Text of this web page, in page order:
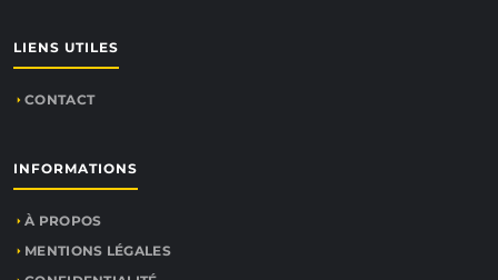
LIENS UTILES
CONTACT
INFORMATIONS
À PROPOS
MENTIONS LÉGALES